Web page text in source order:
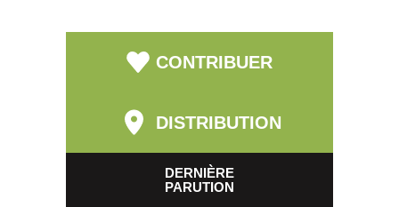
CONTRIBUER
DISTRIBUTION
DERNIÈRE
PARUTION